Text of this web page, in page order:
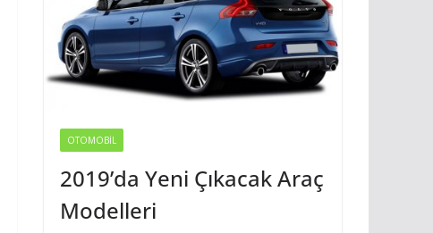
OTOMOBIL
2019’da Yeni Çıkacak Araç
Modelleri